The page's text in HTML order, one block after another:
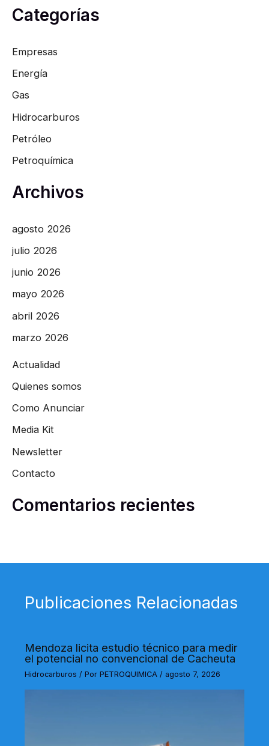
Categorías
Empresas
Energía
Gas
Hidrocarburos
Petróleo
Petroquímica
Archivos
agosto 2026
julio 2026
junio 2026
mayo 2026
abril 2026
marzo 2026
Actualidad
Quienes somos
Como Anunciar
Media Kit
Newsletter
Contacto
Comentarios recientes
Publicaciones Relacionadas
Mendoza licita estudio técnico para medir
el potencial no convencional de Cacheuta
Hidrocarburos / PorPETROQUIMICA / agosto 7, 2026